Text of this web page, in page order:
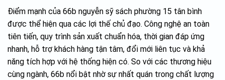
Điểm mạnh của 66b nguyễn sỹ sách phường 15 tân bình
được thể hiện qua các lợi thế chủ đạo. Công nghệ an toàn
tiên tiến, quy trình sản xuất chuẩn hóa, thời gian đáp ứng
nhanh, hỗ trợ khách hàng tận tâm, đổi mới liên tục và khả
năng tích hợp với hệ thống hiện có. So với các thương hiệu
cùng ngành, 66b nổi bật nhờ sự nhất quán trong chất lượng